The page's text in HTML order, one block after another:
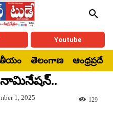
Youtube
తెలంగాణ ఆంధ్రప్రదేశ్
నామినేషన్..
1, 2025 129